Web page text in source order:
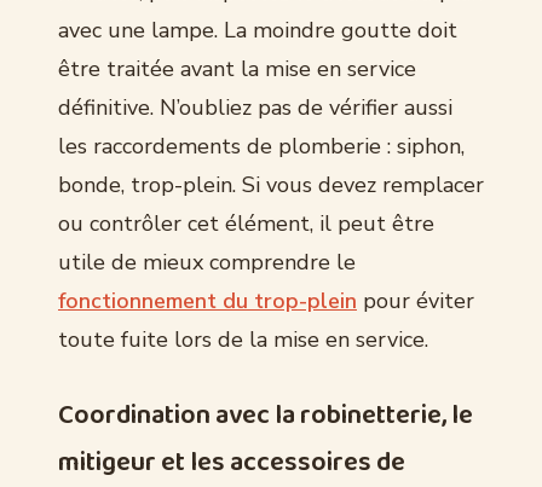
avec une lampe. La moindre goutte doit
être traitée avant la mise en service
définitive. N’oubliez pas de vérifier aussi
les raccordements de plomberie : siphon,
bonde, trop-plein. Si vous devez remplacer
ou contrôler cet élément, il peut être
utile de mieux comprendre le
fonctionnement du trop-plein pour éviter
toute fuite lors de la mise en service.
Coordination avec la robinetterie, le
mitigeur et les accessoires de